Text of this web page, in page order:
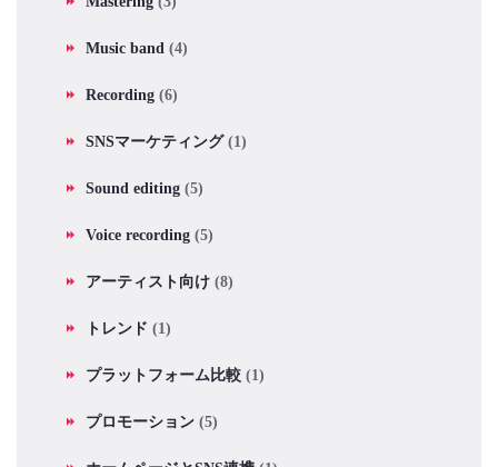
Music band (4)
Recording (6)
SNSマーケティング(1)
Sound editing (5)
Voice recording (5)
アーティスト向け (8)
トレンド (1)
プラットフォーム比較 (1)
プロモーション (5)